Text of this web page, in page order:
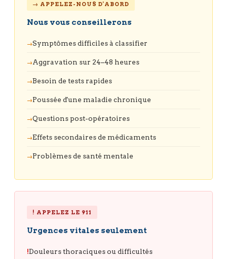
→ APPELEZ-NOUS D'ABORD
Nous vous conseillerons
Symptômes difficiles à classifier
Aggravation sur 24–48 heures
Besoin de tests rapides
Poussée d'une maladie chronique
Questions post-opératoires
Effets secondaires de médicaments
Problèmes de santé mentale
! APPELEZ LE 911
Urgences vitales seulement
Douleurs thoraciques ou difficultés